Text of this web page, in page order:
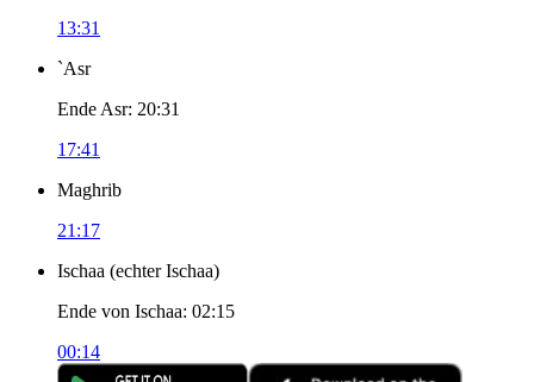
13:31
`Asr
Ende Asr: 20:31
17:41
Maghrib
21:17
Ischaa (echter Ischaa)
Ende von Ischaa: 02:15
00:14